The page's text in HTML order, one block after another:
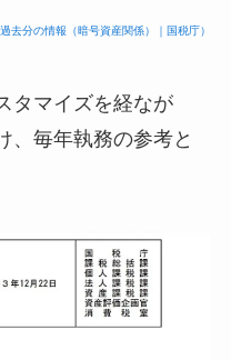
過去分の情報（暗号資産関係）｜国税庁）
タマイズを経なが
、毎年執務の参考と